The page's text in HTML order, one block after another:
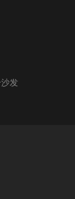
发